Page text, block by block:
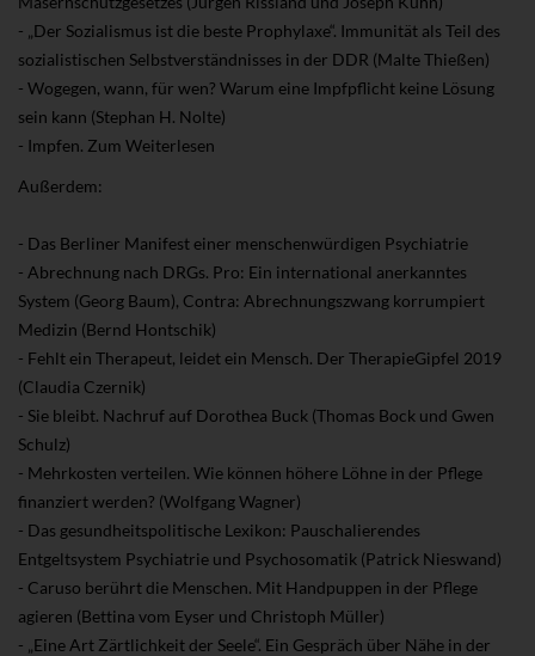
- „Der Sozialismus ist die beste Prophylaxe“. Immunität als Teil des
sozialistischen Selbstverständnisses in der DDR (Malte Thießen)
- Wogegen, wann, für wen? Warum eine Impfpflicht keine Lösung
sein kann (Stephan H. Nolte)
- Impfen. Zum Weiterlesen
Außerdem:
- Das Berliner Manifest einer menschenwürdigen Psychiatrie
- Abrechnung nach DRGs. Pro: Ein international anerkanntes
System (Georg Baum), Contra: Abrechnungszwang korrumpiert
Medizin (Bernd Hontschik)
- Fehlt ein Therapeut, leidet ein Mensch. Der TherapieGipfel 2019
(Claudia Czernik)
- Sie bleibt. Nachruf auf Dorothea Buck (Thomas Bock und Gwen
Schulz)
- Mehrkosten verteilen. Wie können höhere Löhne in der Pflege
finanziert werden? (Wolfgang Wagner)
- Das gesundheitspolitische Lexikon: Pauschalierendes
Entgeltsystem Psychiatrie und Psychosomatik (Patrick Nieswand)
- Caruso berührt die Menschen. Mit Handpuppen in der Pflege
agieren (Bettina vom Eyser und Christoph Müller)
- „Eine Art Zärtlichkeit der Seele“. Ein Gespräch über Nähe in der